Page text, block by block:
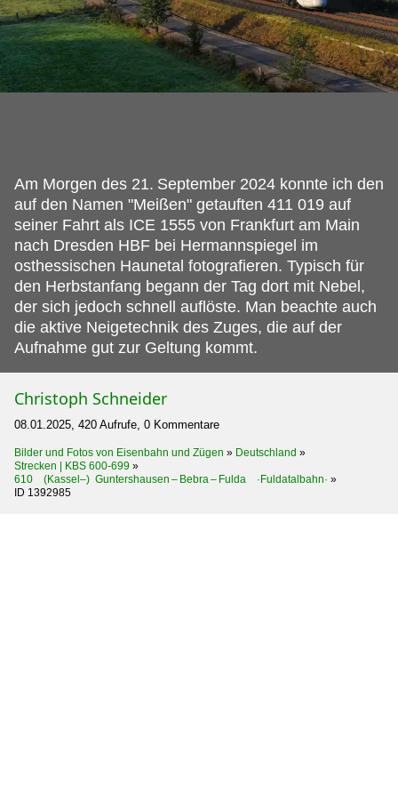
Am Morgen des 21. September 2024 konnte ich den
auf den Namen "Meißen" getauften 411 019 auf
seiner Fahrt als ICE 1555 von Frankfurt am Main
nach Dresden HBF bei Hermannspiegel im
osthessischen Haunetal fotografieren. Typisch für
den Herbstanfang begann der Tag dort mit Nebel,
der sich jedoch schnell auflöste. Man beachte auch
die aktive Neigetechnik des Zuges, die auf der
Aufnahme gut zur Geltung kommt.
Christoph Schneider
08.01.2025, 420 Aufrufe, 0 Kommentare
Bilder und Fotos von Eisenbahn und Zügen » Deutschland »
Strecken | KBS 600-699 »
610 (Kassel–) Guntershausen – Bebra – Fulda ·Fuldatalbahn· »
ID 1392985